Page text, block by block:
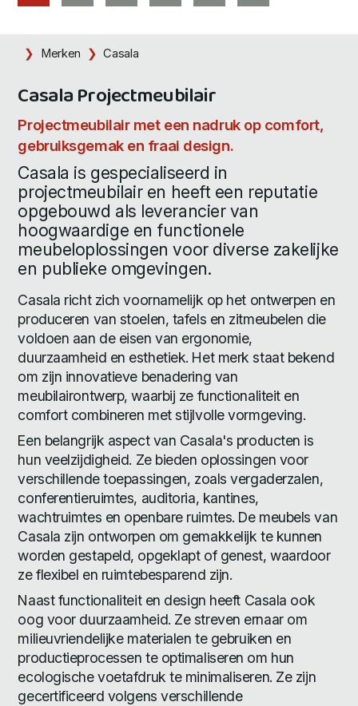
Merken Casala
Casala Projectmeubilair
Projectmeubilair met een nadruk op comfort,
gebruiksgemak en fraai design.
Casala is gespecialiseerd in
projectmeubilair en heeft een reputatie
opgebouwd als leverancier van
hoogwaardige en functionele
meubeloplossingen voor diverse zakelijke
en publieke omgevingen.
Casala richt zich voornamelijk op het ontwerpen en
produceren van stoelen, tafels en zitmeubelen die
voldoen aan de eisen van ergonomie,
duurzaamheid en esthetiek. Het merk staat bekend
om zijn innovatieve benadering van
meubilairontwerp, waarbij ze functionaliteit en
comfort combineren met stijlvolle vormgeving.
Een belangrijk aspect van Casala's producten is
hun veelzijdigheid. Ze bieden oplossingen voor
verschillende toepassingen, zoals vergaderzalen,
conferentieruimtes, auditoria, kantines,
wachtruimtes en openbare ruimtes. De meubels van
Casala zijn ontworpen om gemakkelijk te kunnen
worden gestapeld, opgeklapt of genest, waardoor
ze flexibel en ruimtebesparend zijn.
Naast functionaliteit en design heeft Casala ook
oog voor duurzaamheid. Ze streven ernaar om
milieuvriendelijke materialen te gebruiken en
productieprocessen te optimaliseren om hun
ecologische voetafdruk te minimaliseren. Ze zijn
gecertificeerd volgens verschillende